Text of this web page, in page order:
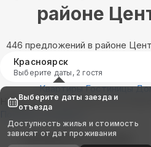
районе
446 предложений в районе
Красноярск
Выберите даты, 2 гостя
Квартиры Гостиницы
Найдём, где остановиться в
Показать на карте
Выбирайте лучшее
Выберите даты заезда и
отъезда
Доступность жилья и стоимость
зависят от дат проживания